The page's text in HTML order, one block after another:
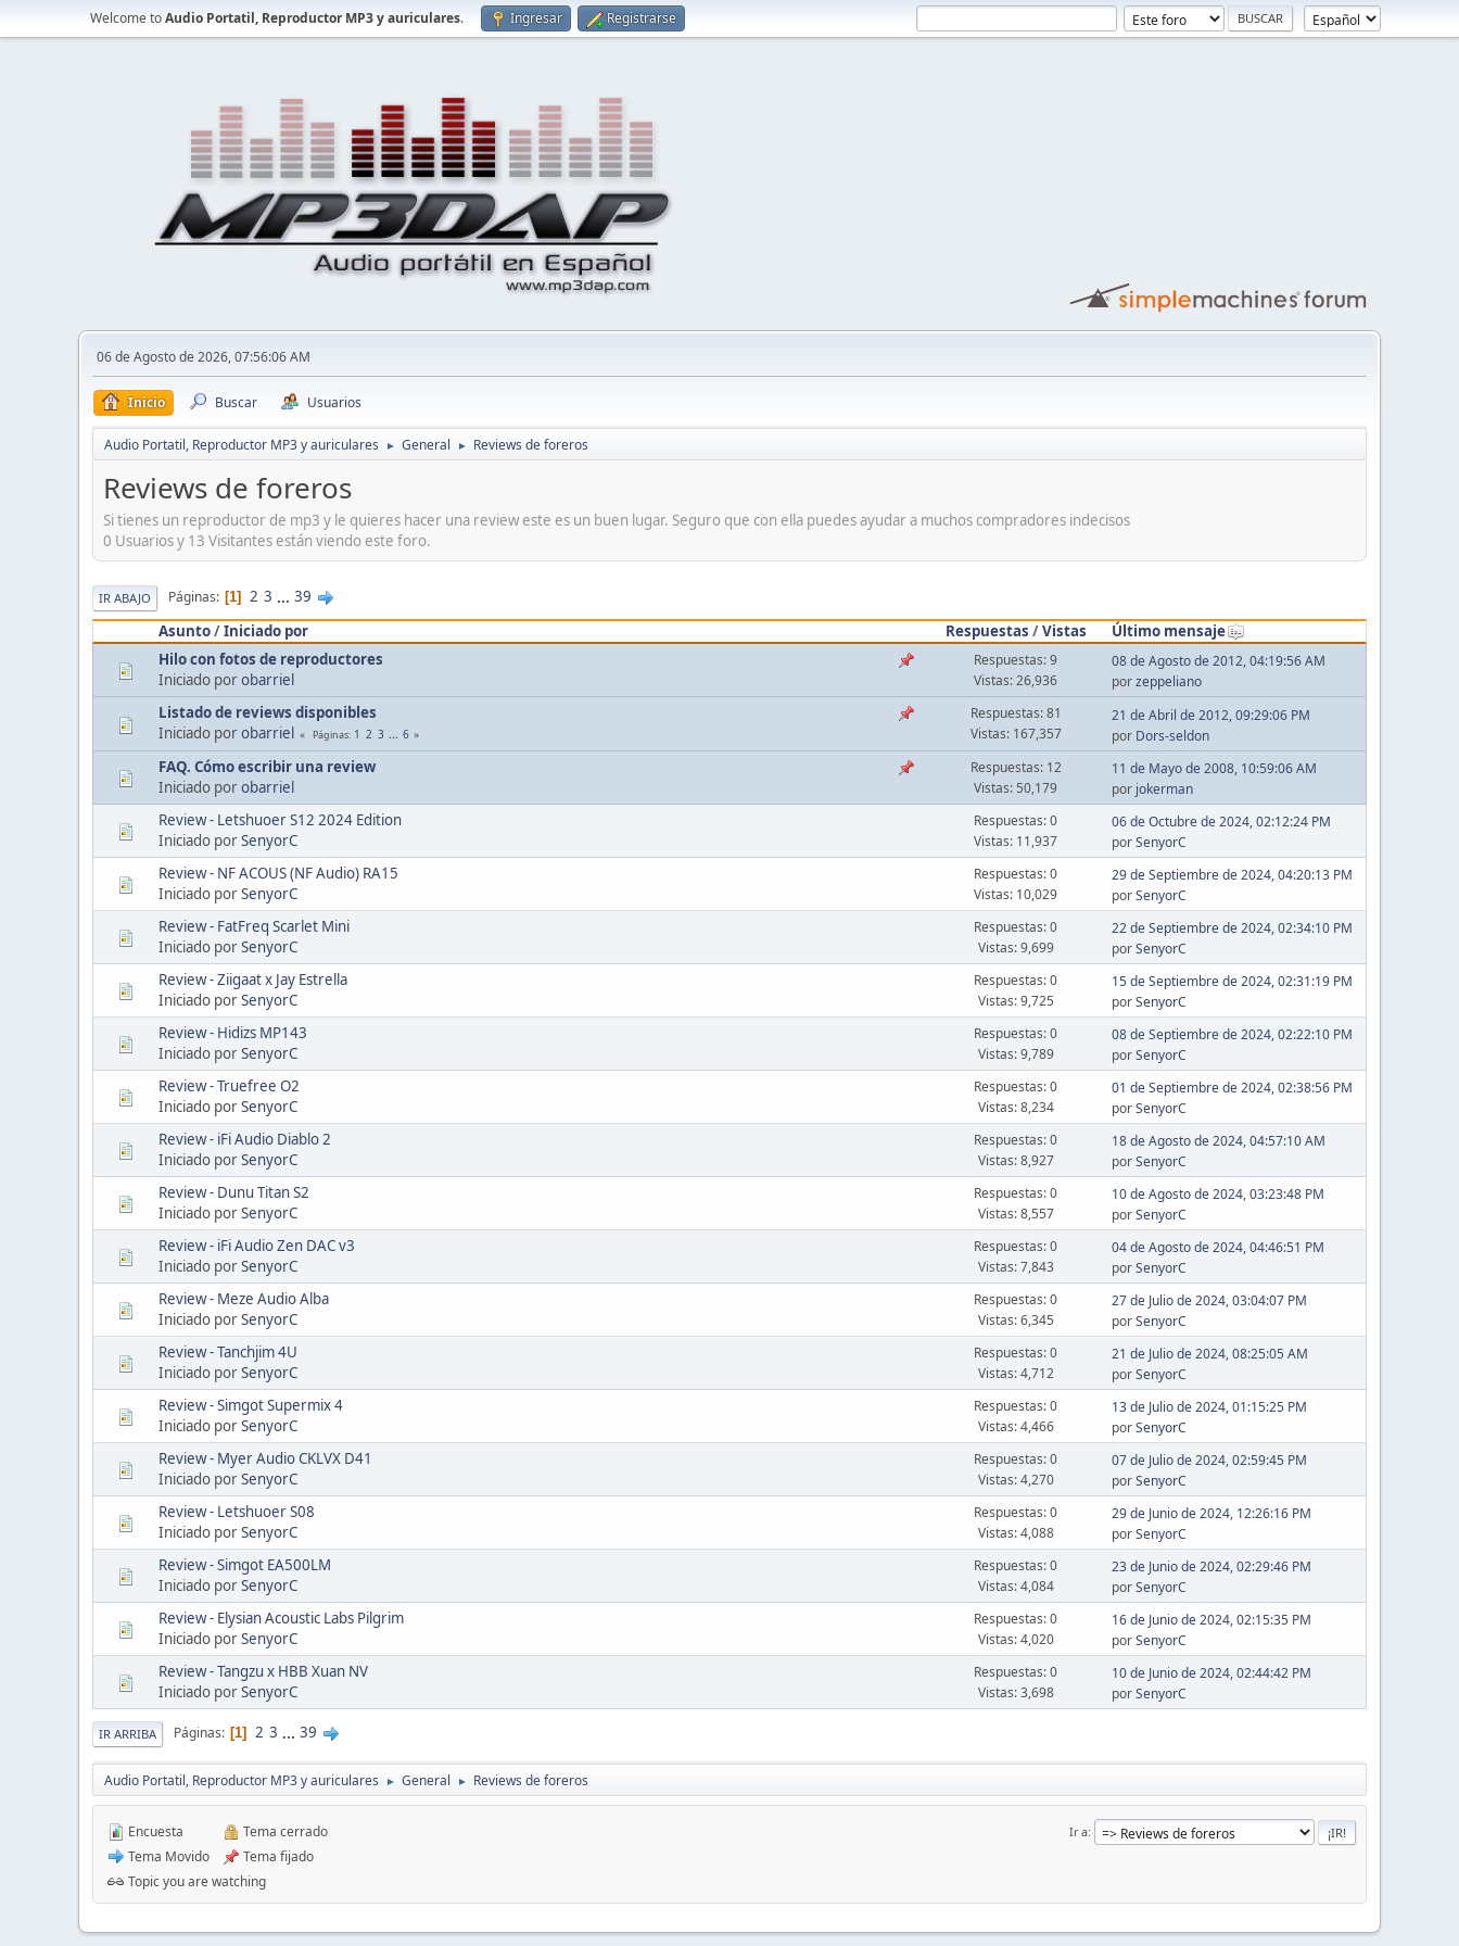
Welcome toAudio Portatil, Reproductor MP3 y auriculares. Ingresar Registrarse
06 de Agosto de 2026, 07:56:06 AM
Inicio Buscar Usuarios
Audio Portatil, Reproductor MP3 y auriculares ► General ► Reviews de foreros
Reviews de foreros
Si tienes un reproductor de mp3 y le quieres hacer una review este es un buen lugar. Seguro que con ella puedes ayudar a muchos compradores indecisos
0 Usuarios y 13 Visitantes están viendo este foro.
IR ABAJO Páginas 1 2 3 ... 39
Asunto/Iniciado por Respuestas /Vistas
Último mensaje
Hilo con fotos de reproductores
Iniciado porobarriel
Respuestas: 9
Vistas: 26,936
08 de Agosto de 2012, 04:19:56 AM
porzeppeliano
Listado de reviews disponibles
Iniciado porobarriel Páginas 1 2 3 ... 6
Respuestas: 81
Vistas: 167,357
21 de Abril de 2012, 09:29:06 PM
por Dors-seldon
FAQ. Cómo escribir una review
Iniciado porobarriel
Respuestas: 12
Vistas: 50,179
11 de Mayo de 2008, 10:59:06 AM
por jokerman
Review - Letshuoer S12 2024 Edition
Iniciado porSenyorC
Respuestas: 0
Vistas: 11,937
06 de Octubre de 2024, 02:12:24 PM
porSenyorC
Review - NF ACOUS (NF Audio) RA15
Iniciado porSenyorC
Respuestas: 0
Vistas: 10,029
29 de Septiembre de 2024, 04:20:13 PM
porSenyorC
Review - FatFreq Scarlet Mini
Iniciado porSenyorC
Respuestas: 0
Vistas: 9,699
22 de Septiembre de 2024, 02:34:10 PM
porSenyorC
Review - Ziigaat x Jay Estrella
Iniciado porSenyorC
Respuestas: 0
Vistas: 9,725
15 de Septiembre de 2024, 02:31:19 PM
porSenyorC
Review - Hidizs MP143
Iniciado porSenyorC
Respuestas: 0
Vistas: 9,789
08 de Septiembre de 2024, 02:22:10 PM
porSenyorC
Review - Truefree O2
Iniciado porSenyorC
Respuestas: 0
Vistas: 8,234
01 de Septiembre de 2024, 02:38:56 PM
porSenyorC
Review - iFi Audio Diablo 2
Iniciado porSenyorC
Respuestas: 0
Vistas: 8,927
18 de Agosto de 2024, 04:57:10 AM
porSenyorC
Review - Dunu Titan S2
Iniciado porSenyorC
Respuestas: 0
Vistas: 8,557
10 de Agosto de 2024, 03:23:48 PM
porSenyorC
Review - iFi Audio Zen DAC v3
Iniciado porSenyorC
Respuestas: 0
Vistas: 7,843
04 de Agosto de 2024, 04:46:51 PM
porSenyorC
Review - Meze Audio Alba
Iniciado porSenyorC
Respuestas: 0
Vistas: 6,345
27 de Julio de 2024, 03:04:07 PM
porSenyorC
Review - Tanchjim 4U
Iniciado porSenyorC
Respuestas: 0
Vistas: 4,712
21 de Julio de 2024, 08:25:05 AM
porSenyorC
Review - Simgot Supermix 4
Iniciado porSenyorC
Respuestas: 0
Vistas: 4,466
13 de Julio de 2024, 01:15:25 PM
porSenyorC
Review - Myer Audio CKLVX D41
Iniciado porSenyorC
Respuestas: 0
Vistas: 4,270
07 de Julio de 2024, 02:59:45 PM
porSenyorC
Review - Letshuoer S08
Iniciado porSenyorC
Respuestas: 0
Vistas: 4,088
29 de Junio de 2024, 12:26:16 PM
porSenyorC
Review - Simgot EA500LM
Iniciado porSenyorC
Respuestas: 0
Vistas: 4,084
23 de Junio de 2024, 02:29:46 PM
porSenyorC
Review - Elysian Acoustic Labs Pilgrim
Iniciado porSenyorC
Respuestas: 0
Vistas: 4,020
16 de Junio de 2024, 02:15:35 PM
porSenyorC
Review - Tangzu x HBB Xuan NV
Iniciado porSenyorC
Respuestas: 0
Vistas: 3,698
10 de Junio de 2024, 02:44:42 PM
porSenyorC
IR ARRIBA Páginas 1 2 3 ... 39
Audio Portatil, Reproductor MP3 y auriculares ► General ► Reviews de foreros
Ir a
Encuesta
Tema Movido
Tema cerrado
Tema fijado
Topic you are watching